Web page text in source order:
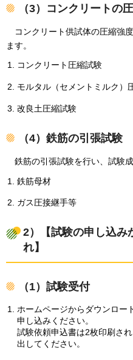
（3）コンクリートの
コンクリート供試体の圧縮強
ます。
コンクリート圧縮試験
モルタル（セメントミルク）
改良土圧縮試験
（4）鉄筋の引張試験
鉄筋の引張試験を行い、試験
鉄筋母材
ガス圧接継手等
2）【試験の申し込み
れ】
（1）試験受付
ホームページからダウンロー
申し込みください。
試験依頼申込書は2枚印刷さ
出してください。